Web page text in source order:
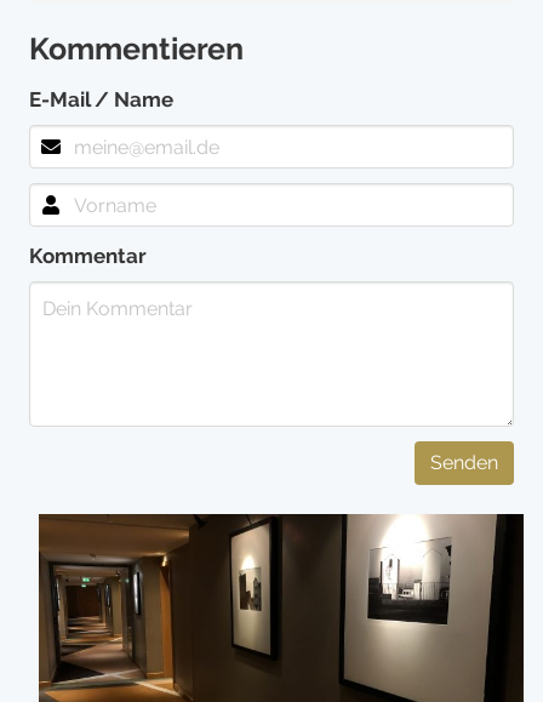
Kommentieren
E-Mail / Name
Kommentar
Senden